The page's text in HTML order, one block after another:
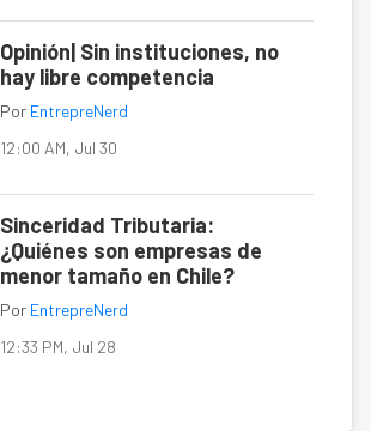
Opinión| Sin instituciones, no
hay libre competencia
Por EntrepreNerd
12:00 AM, Jul 30
Sinceridad Tributaria:
¿Quiénes son empresas de
menor tamaño en Chile?
Por EntrepreNerd
12:33 PM, Jul 28